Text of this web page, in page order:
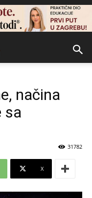
načina
sa
31782
X